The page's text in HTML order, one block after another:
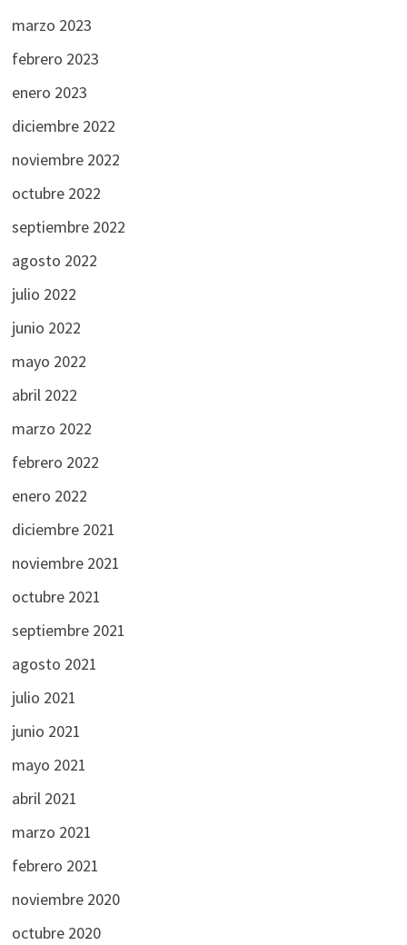
marzo 2023
febrero 2023
enero 2023
diciembre 2022
noviembre 2022
octubre 2022
septiembre 2022
agosto 2022
julio 2022
junio 2022
mayo 2022
abril 2022
marzo 2022
febrero 2022
enero 2022
diciembre 2021
noviembre 2021
octubre 2021
septiembre 2021
agosto 2021
julio 2021
junio 2021
mayo 2021
abril 2021
marzo 2021
febrero 2021
noviembre 2020
octubre 2020